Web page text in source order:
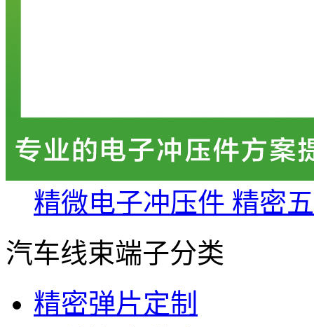
精微电子冲压件 精密
汽车线束端子分类
精密弹片定制